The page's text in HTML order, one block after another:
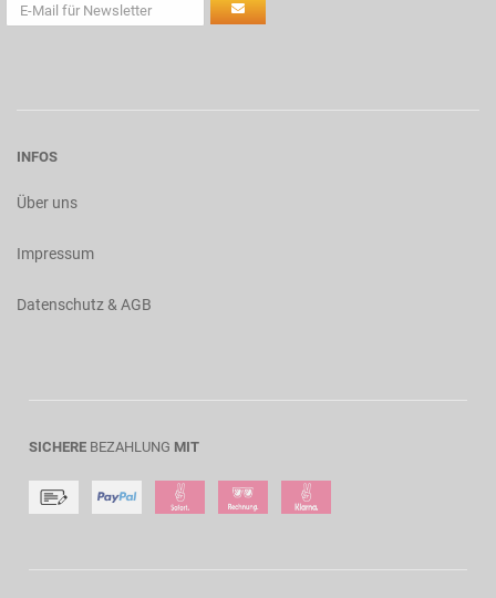
INFOS
Über uns
Impressum
Datenschutz & AGB
SICHERE BEZAHLUNG MIT